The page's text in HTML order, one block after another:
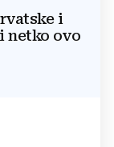
i
netko ovo